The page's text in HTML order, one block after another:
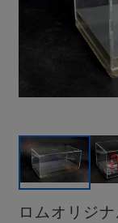
ロムオリジ